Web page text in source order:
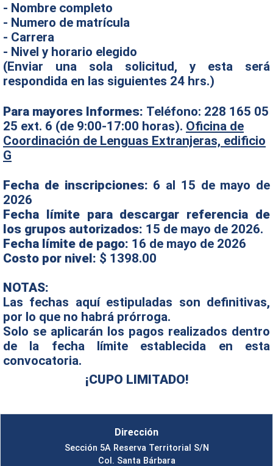
- Nombre completo
- Numero de matrícula
- Carrera
- Nivel y horario elegido
(Enviar una sola solicitud, y esta será
respondida en las siguientes 24 hrs.)
Para mayores Informes: Teléfono: 228 165 05
25 ext. 6 (de 9:00-17:00 horas). Oficina de
Coordinación de Lenguas Extranjeras, edificio
G
Fecha de inscripciones: 6 al 15 de mayo de
2026
Fecha límite para descargar referencia de
los grupos autorizados: 15 de mayo de 2026.
Fecha límite de pago: 16 de mayo de 2026
Costo por nivel: $ 1398.00
NOTAS:
Las fechas aquí estipuladas son definitivas,
por lo que no habrá prórroga.
Solo se aplicarán los pagos realizados dentro
de la fecha límite establecida en esta
convocatoria.
¡CUPO LIMITADO!
Dirección
Sección 5A Reserva Territorial S/N
Col. Santa Bárbara